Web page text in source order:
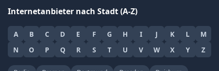
Internetanbieter nach Stadt (A-Z)
A B C D E F G H I J K L
M
N
O P Q R S T U V W X Y Z